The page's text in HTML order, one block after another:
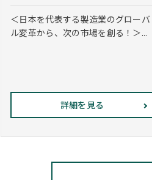
＜日本を代表する製造業のグローバ
ル変革から、次の市場を創る！＞...
詳細を見る